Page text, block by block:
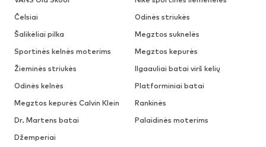
Čelsiai
Odinės striukės
Šalikėliai pilka
Megztos suknelės
Sportinės kelnės moterims
Megztos kepurės
Žieminės striukės
Ilgaauliai batai virš kelių
Odinės kelnės
Platforminiai batai
Megztos kepurės Calvin Klein
Rankinės
Dr. Martens batai
Palaidinės moterims
Džemperiai